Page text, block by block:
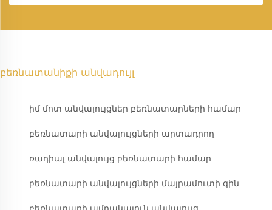
բեռնատանիքի անվադույլ
իմ մոտ անվալույցներ բեռնատարների համար
բեռնատարի անվալույցների արտադրող
ռադիալ անվալույց բեռնատարի համար
բեռնատարի անվալույցների մայրամուտի գին